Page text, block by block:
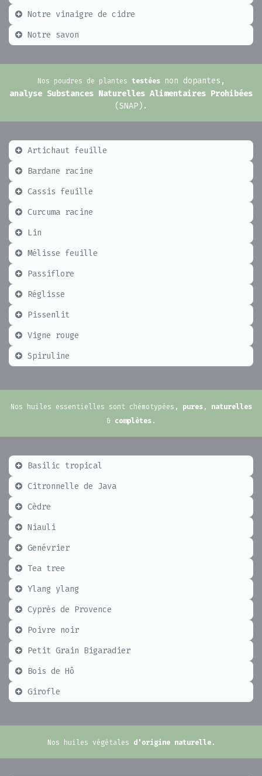
Notre vinaigre de cidre
Notre savon
Nos poudres de plantes testées non dopantes,
analyse Substances Naturelles Alimentaires Prohibées
(SNAP).
Artichaut feuille
Bardane racine
Cassis feuille
Curcuma racine
Lin
Mélisse feuille
Passiflore
Réglisse
Pissenlit
Vigne rouge
Spiruline
Nos huiles essentielles sont chémotypées, pures, naturelles
& complètes.
Basilic tropical
Citronnelle de Java
Cèdre
Niauli
Genévrier
Tea tree
Ylang ylang
Cyprès de Provence
Poivre noir
Petit Grain Bigaradier
Bois de Hô
Girofle
Nos huiles végétales d'origine naturelle.